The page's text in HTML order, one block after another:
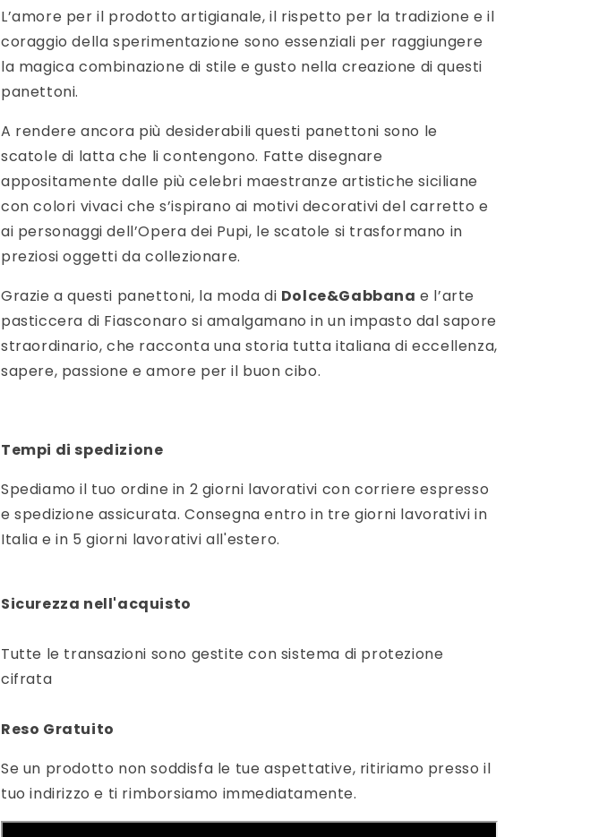
L’amore per il prodotto artigianale, il rispetto per la tradizione e il
coraggio della sperimentazione sono essenziali per raggiungere
la magica combinazione di stile e gusto nella creazione di questi
panettoni.
A rendere ancora più desiderabili questi panettoni sono le
scatole di latta che li contengono. Fatte disegnare
appositamente dalle più celebri maestranze artistiche siciliane
con colori vivaci che s’ispirano ai motivi decorativi del carretto e
ai personaggi dell’Opera dei Pupi, le scatole si trasformano in
preziosi oggetti da collezionare.
Grazie a questi panettoni, la moda di Dolce&Gabbana e l’arte
pasticcera di Fiasconaro si amalgamano in un impasto dal sapore
straordinario, che racconta una storia tutta italiana di eccellenza,
sapere, passione e amore per il buon cibo.
Tempi di spedizione
Spediamo il tuo ordine in 2 giorni lavorativi con corriere espresso
e spedizione assicurata. Consegna entro in tre giorni lavorativi in
Italia e in 5 giorni lavorativi all'estero.
Sicurezza nell'acquisto
Tutte le transazioni sono gestite con sistema di protezione
cifrata
Reso Gratuito
Se un prodotto non soddisfa le tue aspettative, ritiriamo presso il
tuo indirizzo e ti rimborsiamo immediatamente.